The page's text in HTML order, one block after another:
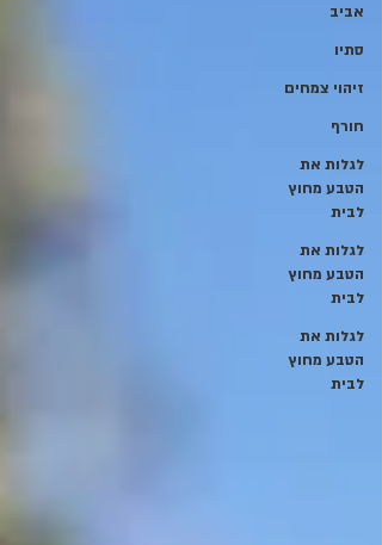
אביב
סתיו
זיהוי צמחים
חורף
לגלות את
הטבע מחוץ
לבית
לגלות את
הטבע מחוץ
לבית
לגלות את
הטבע מחוץ
לבית